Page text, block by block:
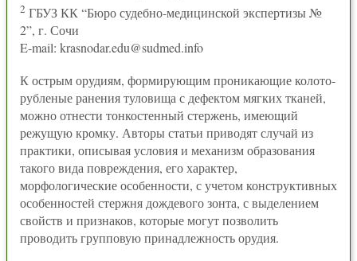
2 ГБУЗ КК “Бюро судебно-медицинской экспертизы №
2”, г. Сочи
E-mail: krasnodar.edu@sudmed.info
К острым орудиям, формирующим проникающие колото-
рубленые ранения туловища с дефектом мягких тканей,
можно отнести тонкостенный стержень, имеющий
режущую кромку. Авторы статьи приводят случай из
практики, описывая условия и механизм образования
такого вида повреждения, его характер,
морфологические особенности, с учетом конструктивных
особенностей стержня дождевого зонта, с выделением
свойств и признаков, которые могут позволить
проводить групповую принадлежность орудия.